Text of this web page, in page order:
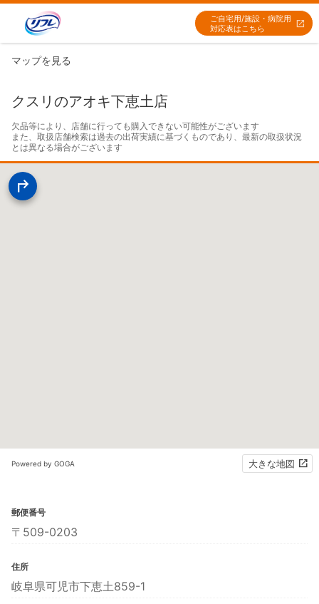
ご自宅用/施設・病院用
対応表はこちら
マップを見る
クスリのアオキ下恵土店
欠品等により、店舗に行っても購入できない可能性がございます
また、取扱店舗検索は過去の出荷実績に基づくものであり、最新の取扱状況
とは異なる場合がございます
Powered by GOGA 大きな地図
郵便番号
〒509-0203
住所
岐阜県可児市下恵土859-1